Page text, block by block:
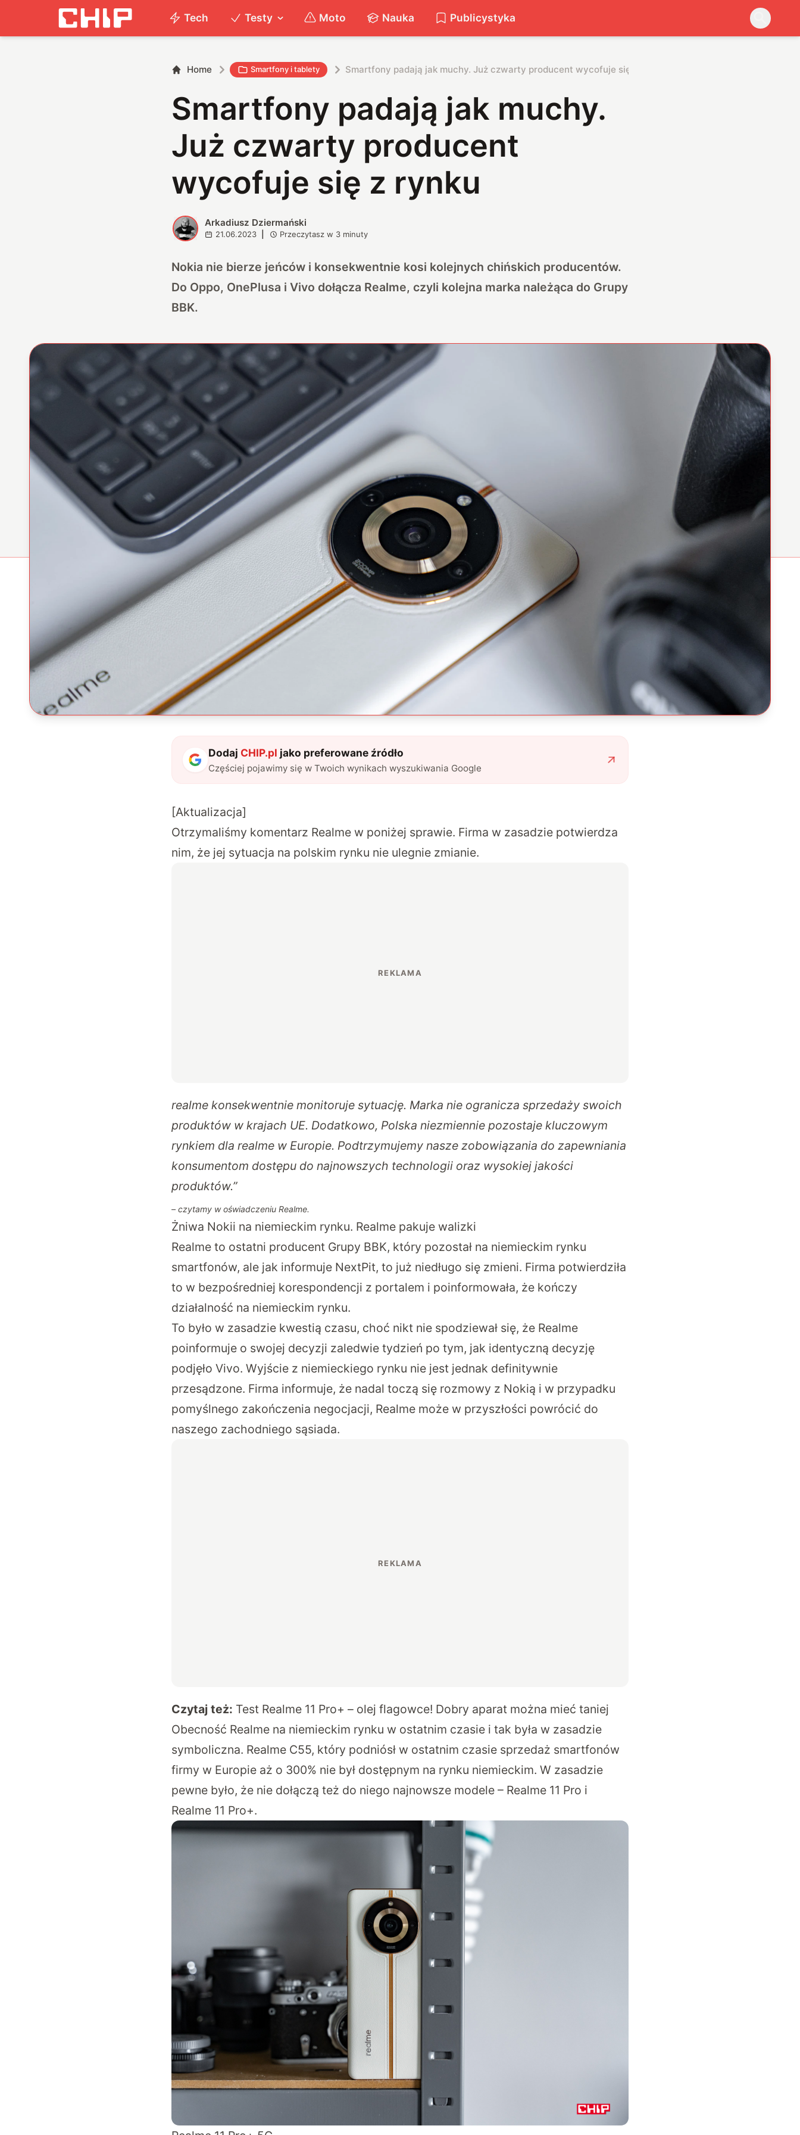
Tech Testy Moto Nauka Publicystyka
Home Smartfony i tablety Smartfony padają jak muchy. Już czwarty producent wycofuje się z rynku
Smartfony padają jak muchy.
Już czwarty producent
wycofuje się z rynku
A Arkadiusz Dziermański
21.06.2023 Przeczytasz w 3 minuty
Nokia nie bierze jeńców i konsekwentnie kosi kolejnych chińskich producentów.
Do Oppo, OnePlusa i Vivo dołącza Realme, czyli kolejna marka należąca do Grupy
BBK.
Dodaj CHIP.pl jako preferowane źródło
Częściej pojawimy się w Twoich wynikach wyszukiwania Google
[Aktualizacja]
Otrzymaliśmy komentarz Realme w poniżej sprawie. Firma w zasadzie potwierdza
nim, że jej sytuacja na polskim rynku nie ulegnie zmianie.
realme konsekwentnie monitoruje sytuację. Marka nie ogranicza sprzedaży swoich
produktów w krajach UE. Dodatkowo, Polska niezmiennie pozostaje kluczowym
rynkiem dla realme w Europie. Podtrzymujemy nasze zobowiązania do zapewniania
konsumentom dostępu do najnowszych technologii oraz wysokiej jakości
produktów.”
– czytamy w oświadczeniu Realme.
Żniwa Nokii na niemieckim rynku. Realme pakuje walizki
Realme to ostatni producent Grupy BBK, który pozostał na niemieckim rynku
smartfonów, ale jak informuje NextPit, to już niedługo się zmieni. Firma potwierdziła
to w bezpośredniej korespondencji z portalem i poinformowała, że kończy
działalność na niemieckim rynku.
To było w zasadzie kwestią czasu, choć nikt nie spodziewał się, że Realme
poinformuje o swojej decyzji zaledwie tydzień po tym, jak identyczną decyzję
podjęło Vivo. Wyjście z niemieckiego rynku nie jest jednak definitywnie
przesądzone. Firma informuje, że nadal toczą się rozmowy z Nokią i w przypadku
pomyślnego zakończenia negocjacji, Realme może w przyszłości powrócić do
naszego zachodniego sąsiada.
Czytaj też: Test Realme 11 Pro+ – olej flagowce! Dobry aparat można mieć taniej
Obecność Realme na niemieckim rynku w ostatnim czasie i tak była w zasadzie
symboliczna. Realme C55, który podniósł w ostatnim czasie sprzedaż smartfonów
firmy w Europie aż o 300% nie był dostępnym na rynku niemieckim. W zasadzie
pewne było, że nie dołączą też do niego najnowsze modele – Realme 11 Pro i
Realme 11 Pro+.